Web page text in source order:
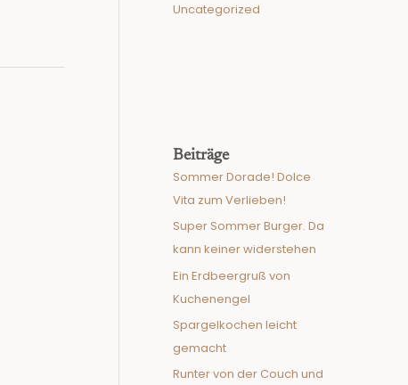
Uncategorized
Beiträge
Sommer Dorade! Dolce
Vita zum Verlieben!
Super Sommer Burger. Da
kann keiner widerstehen
Ein Erdbeergruß von
Kuchenengel
Spargelkochen leicht
gemacht
Runter von der Couch und